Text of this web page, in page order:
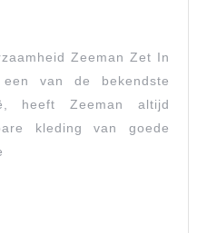
Zeeman Zet In
van de bekendste
heeft Zeeman altijd
kleding van goede